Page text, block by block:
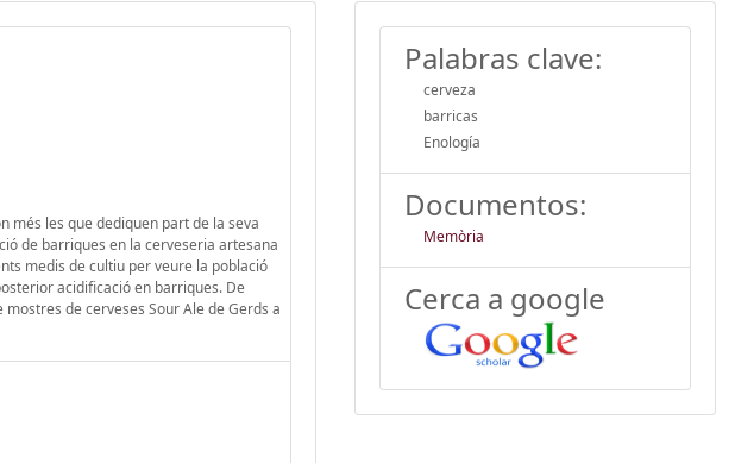
més les que dediquen part de la seva
de barriques en la cerveseria artesana
medis de cultiu per veure la població
acidificació en barriques. De
mostres de cerveses Sour Ale de Gerds a
Palabras clave:
cerveza
barricas
Enología
Documentos:
Memòria
Cerca a google